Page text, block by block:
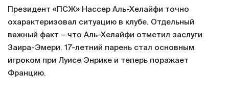
Президент «ПСЖ» Нассер Аль-Хелайфи точно
охарактеризовал ситуацию в клубе. Отдельный
важный факт – что Аль-Хелайфи отметил заслуги
Заира-Эмери. 17-летний парень стал основным
игроком при Луисе Энрике и теперь поражает
Францию.